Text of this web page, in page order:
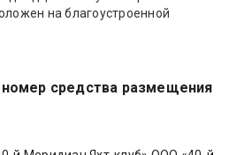
на благоустроенной
средства размещения